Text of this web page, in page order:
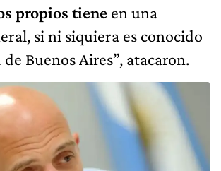
propios tiene en una
si ni siquiera es conocido
Buenos Aires”, atacaron.